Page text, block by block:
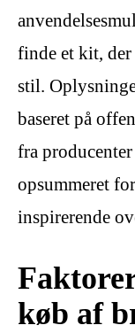
finde et kit,
stil.
baseret på
fra
opsummeret
inspirerende
køb af